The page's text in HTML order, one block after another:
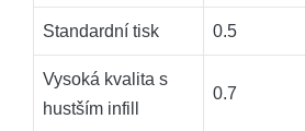
Standardní⁢ tisk 0.5
Vysoká kvalita s
hustším ⁢infill
0.7